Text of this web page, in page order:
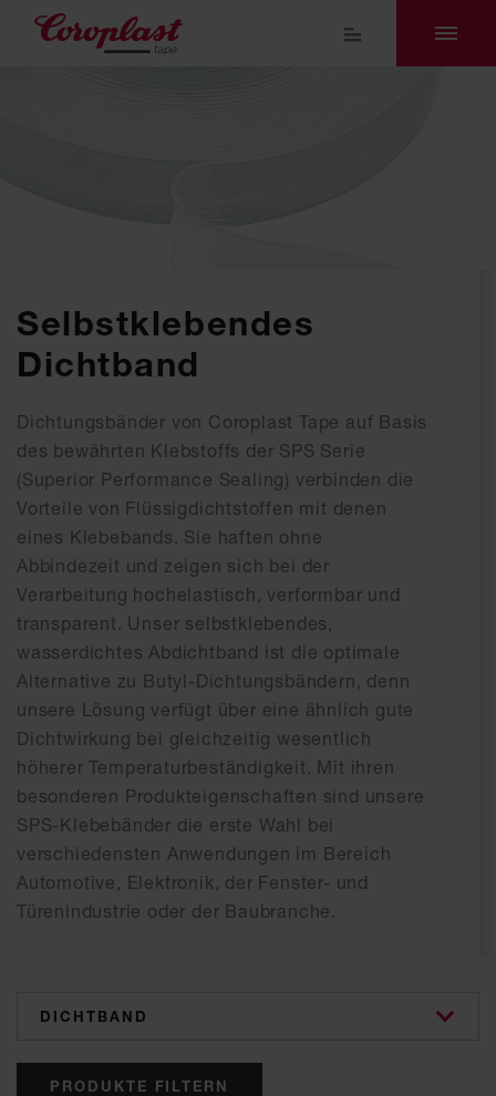
Selbstklebendes
Dichtband
Dichtungsbänder von Coroplast Tape auf Basis
des bewährten Klebstoffs der SPS Serie
(Superior Performance Sealing) verbinden die
Vorteile von Flüssigdichtstoffen mit denen
eines Klebebands. Sie haften ohne
Abbindezeit und zeigen sich bei der
Verarbeitung hochelastisch, verformbar und
transparent. Unser selbstklebendes,
wasserdichtes Abdichtband ist die optimale
Alternative zu Butyl-Dichtungsbändern, denn
unsere Lösung verfügt über eine ähnlich gute
Dichtwirkung bei gleichzeitig wesentlich
höherer Temperaturbeständigkeit. Mit ihren
besonderen Produkteigenschaften sind unsere
SPS-Klebebänder die erste Wahl bei
verschiedensten Anwendungen im Bereich
Automotive, Elektronik, der Fenster- und
Türenindustrie oder der Baubranche.
categories
PRODUKTE FILTERN